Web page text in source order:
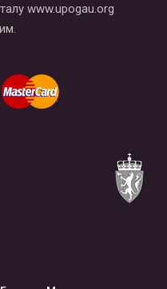
www.upogau.org